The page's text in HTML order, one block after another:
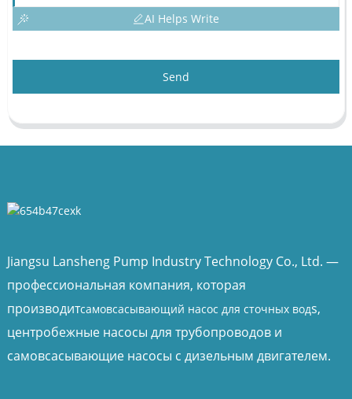
AI Helps Write
Send
Jiangsu Lansheng Pump Industry Technology Co., Ltd. —
профессиональная компания, которая
производитсамовсасывающий насос для сточных водs,
центробежные насосы для трубопроводов и
самовсасывающие насосы с дизельным двигателем.